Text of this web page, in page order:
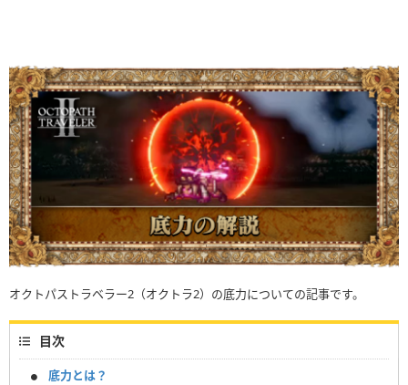
オクトパストラベラー2（オクトラ2）の底力についての記事です。
目次
底力とは？